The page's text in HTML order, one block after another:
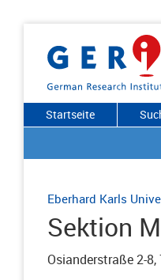
Startseite
Eberhard Karls
Sektion
Osianderstraße 2-